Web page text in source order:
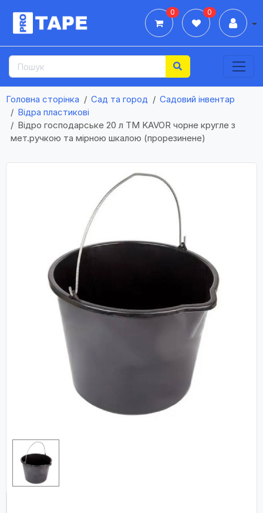
0 0
Головна сторінка Сад та город
Садовий інвентар
Відра пластикові
Відро господарське 20 л TM KAVOR чорне кругле з
мет.ручкою та мірною шкалою (прорезинене)